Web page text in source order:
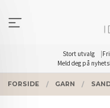
innholdet
Stort utvalg
Meld deg på
FORSIDE GARN